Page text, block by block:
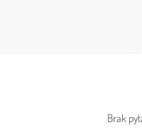
Brak